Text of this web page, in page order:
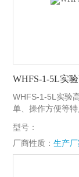
WHFS-1-5L实
WHFS-1-5L实验
单、操作方便等
填充碳纤维等材
拌。
型号：
厂商性质：生产厂